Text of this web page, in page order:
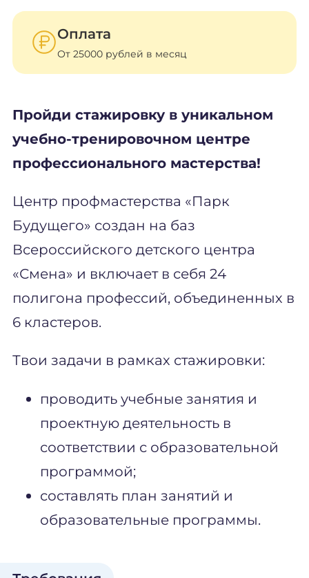
Оплата
От 25000 рублей в месяц
Пройди стажировку в уникальном
учебно-тренировочном центре
профессионального мастерства!
Центр профмастерства «Парк
Будущего» создан на баз
Всероссийского детского центра
«Смена» и включает в себя 24
полигона профессий, объединенных в
6 кластеров.
Твои задачи в рамках стажировки:
проводить учебные занятия и
проектную деятельность в
соответствии с образовательной
программой;
составлять план занятий и
образовательные программы.